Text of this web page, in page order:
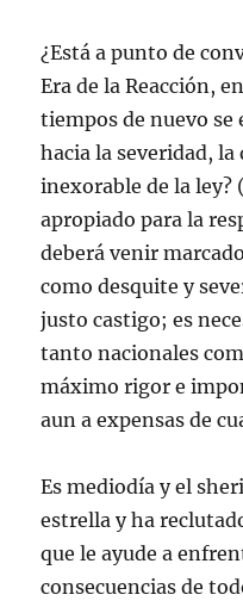
¿Está a punto de
Era de la Reacción,
tiempos de nuevo
hacia la severidad,
inexorable de la ley?
apropiado para la
deberá venir
como desquite y
justo castigo; es
tanto nacionales
máximo rigor e
aun a expensas de
Es mediodía y el
estrella y ha
que le ayude a
consecuencias de